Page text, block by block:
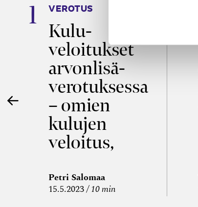
VEROTUS
Kulu­
veloitukset
arvon­lisä­
verotuksessa
– omien
kulujen
veloitus,
edelleen­
veloitus ja
Petri Salomaa
15.5.2023 10 min